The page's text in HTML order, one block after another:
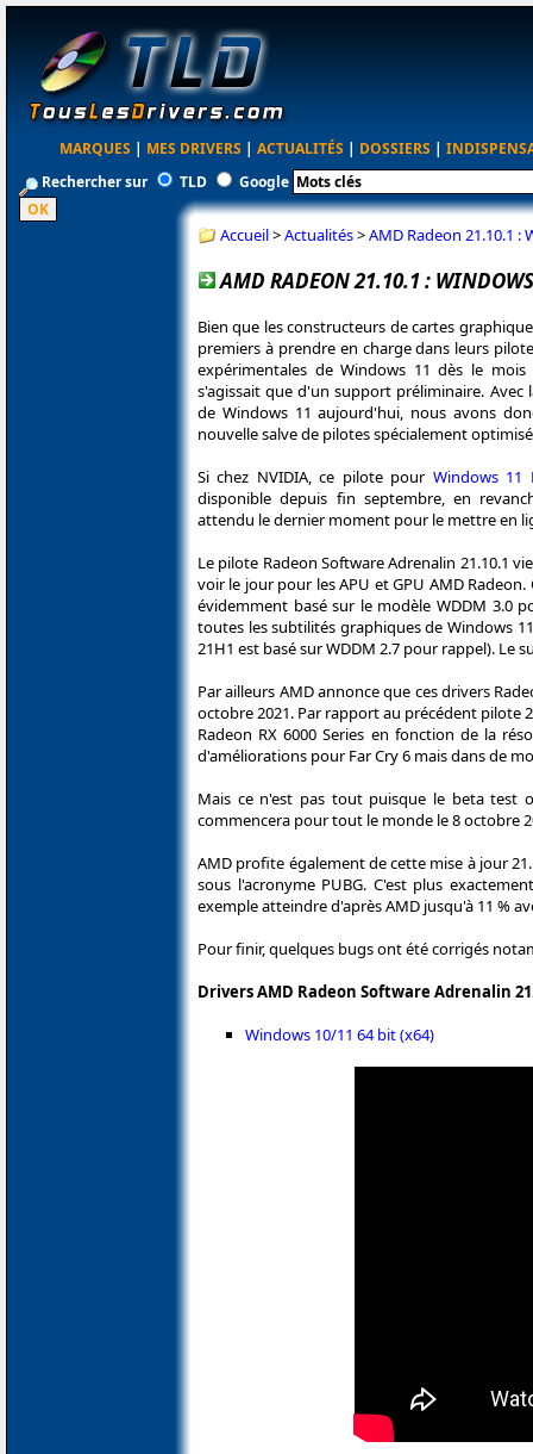
MARQUES | MES DRIVERS | ACTUALITÉS | DOSSIERS |
Rechercher sur
TLD Google
Accueil>Actualités>AMD Radeon 21.10.1 :
AMD RADEON 21.10.1 :
Bien que les constructeurs de cartes
premiers à prendre en charge dans leurs
expérimentales de Windows 11 dès le
s'agissait que d'un support préliminaire. Avec
de Windows 11 aujourd'hui, nous avons
nouvelle salve de pilotes spécialement
Si chez NVIDIA, ce pilote pour Windows 11
disponible depuis fin septembre, en
attendu le dernier moment pour le mettre en
Le pilote Radeon Software Adrenalin 21.10.1
voir le jour pour les APU et GPU AMD Radeon.
évidemment basé sur le modèle WDDM 3.0
toutes les subtilités graphiques de Windows
21H1 est basé sur WDDM 2.7 pour rappel). Le
Par ailleurs AMD annonce que ces drivers
octobre 2021. Par rapport au précédent pilote
Radeon RX 6000 Series en fonction de la
d'améliorations pour Far Cry 6 mais dans de
Mais ce n'est pas tout puisque le beta test
commencera pour tout le monde le 8 octobre
AMD profite également de cette mise à jour
sous l'acronyme PUBG. C'est plus
exemple atteindre d'après AMD jusqu'à 11 %
Pour finir, quelques bugs ont été corrigés
Drivers AMD Radeon Software Adrenalin
Windows 10/11 64 bit (x64)